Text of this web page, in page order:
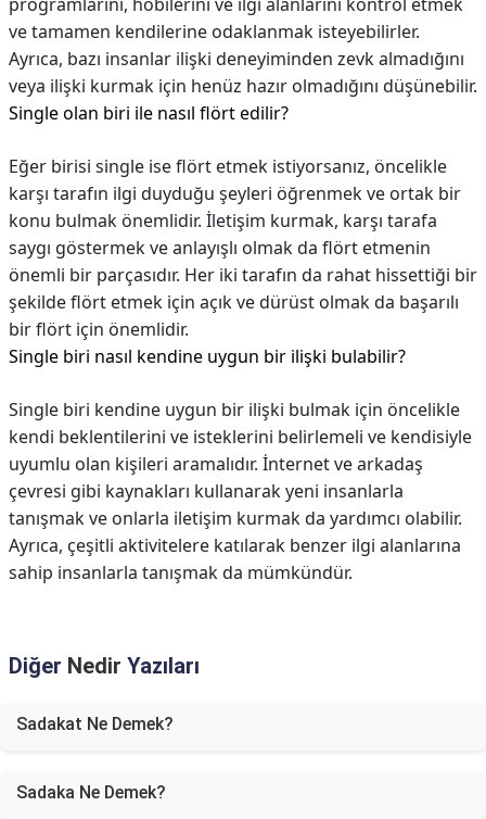
ve tamamen kendilerine odaklanmak isteyebilirler.
Ayrıca, bazı insanlar ilişki deneyiminden zevk almadığını
veya ilişki kurmak için henüz hazır olmadığını düşünebilir.
Single olan biri ile nasıl flört edilir?
Eğer birisi single ise flört etmek istiyorsanız, öncelikle
karşı tarafın ilgi duyduğu şeyleri öğrenmek ve ortak bir
konu bulmak önemlidir. İletişim kurmak, karşı tarafa
saygı göstermek ve anlayışlı olmak da flört etmenin
önemli bir parçasıdır. Her iki tarafın da rahat hissettiği bir
şekilde flört etmek için açık ve dürüst olmak da başarılı
bir flört için önemlidir.
Single biri nasıl kendine uygun bir ilişki bulabilir?
Single biri kendine uygun bir ilişki bulmak için öncelikle
kendi beklentilerini ve isteklerini belirlemeli ve kendisiyle
uyumlu olan kişileri aramalıdır. İnternet ve arkadaş
çevresi gibi kaynakları kullanarak yeni insanlarla
tanışmak ve onlarla iletişim kurmak da yardımcı olabilir.
Ayrıca, çeşitli aktivitelere katılarak benzer ilgi alanlarına
sahip insanlarla tanışmak da mümkündür.
Diğer Nedir Yazıları
Sadakat Ne Demek?
Sadaka Ne Demek?